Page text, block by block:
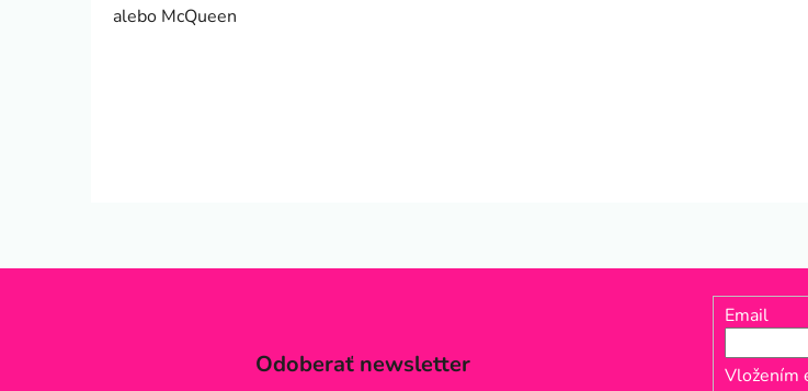
alebo McQueen
Odoberať newsletter
Email
Vložením